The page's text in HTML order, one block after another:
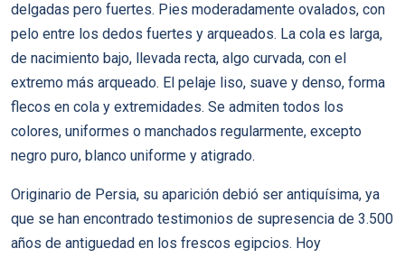
delgadas pero fuertes. Pies moderadamente ovalados, con
pelo entre los dedos fuertes y arqueados. La cola es larga,
de nacimiento bajo, llevada recta, algo curvada, con el
extremo más arqueado. El pelaje liso, suave y denso, forma
flecos en cola y extremidades. Se admiten todos los
colores, uniformes o manchados regularmente, excepto
negro puro, blanco uniforme y atigrado.
Originario de Persia, su aparición debió ser antiquísima, ya
que se han encontrado testimonios de supresencia de 3.500
años de antiguedad en los frescos egipcios. Hoy